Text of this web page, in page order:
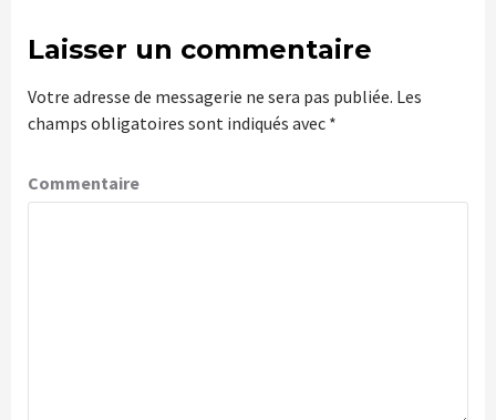
Laisser un commentaire
Votre adresse de messagerie ne sera pas publiée. Les
champs obligatoires sont indiqués avec *
Commentaire